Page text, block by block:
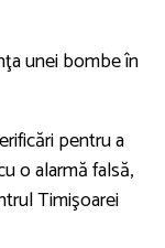
unei bombe în
pentru a
o alarmă falsă,
Timişoarei